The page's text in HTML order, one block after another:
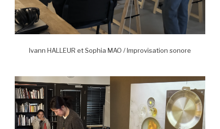
Ivann HALLEUR et Sophia MAO / Improvisation sonore